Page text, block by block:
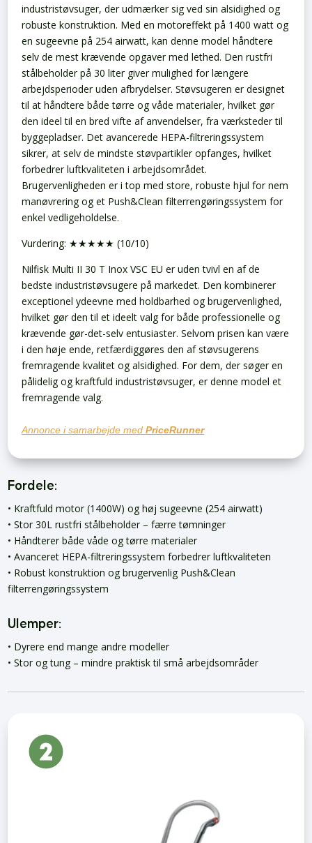
industristøvsuger, der udmærker sig ved sin alsidighed og
robuste konstruktion. Med en motoreffekt på 1400 watt og
en sugeevne på 254 airwatt, kan denne model håndtere
selv de mest krævende opgaver med lethed. Den rustfri
stålbeholder på 30 liter giver mulighed for længere
arbejdsperioder uden afbrydelser. Støvsugeren er designet
til at håndtere både tørre og våde materialer, hvilket gør
den ideel til en bred vifte af anvendelser, fra værksteder til
byggepladser. Det avancerede HEPA-filtreringssystem
sikrer, at selv de mindste støvpartikler opfanges, hvilket
forbedrer luftkvaliteten i arbejdsområdet.
Brugervenligheden er i top med store, robuste hjul for nem
manøvrering og et Push&Clean filterrengøringssystem for
enkel vedligeholdelse.
Vurdering: ★★★★★ (10/10)
Nilfisk Multi II 30 T Inox VSC EU er uden tvivl en af de
bedste industristøvsugere på markedet. Den kombinerer
exceptionel ydeevne med holdbarhed og brugervenlighed,
hvilket gør den til et ideelt valg for både professionelle og
krævende gør-det-selv entusiaster. Selvom prisen kan være
i den høje ende, retfærdiggøres den af støvsugerens
fremragende kvalitet og alsidighed. For dem, der søger en
pålidelig og kraftfuld industristøvsuger, er denne model et
fremragende valg.
Annonce i samarbejde medPriceRunner
Fordele:
• Kraftfuld motor (1400W) og høj sugeevne (254 airwatt)
• Stor 30L rustfri stålbeholder – færre tømninger
• Håndterer både våde og tørre materialer
• Avanceret HEPA-filtreringssystem forbedrer luftkvaliteten
• Robust konstruktion og brugervenlig Push&Clean
filterrengøringssystem
Ulemper:
• Dyrere end mange andre modeller
• Stor og tung – mindre praktisk til små arbejdsområder